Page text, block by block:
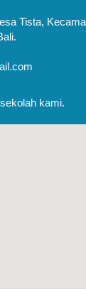
Tista,
kami.